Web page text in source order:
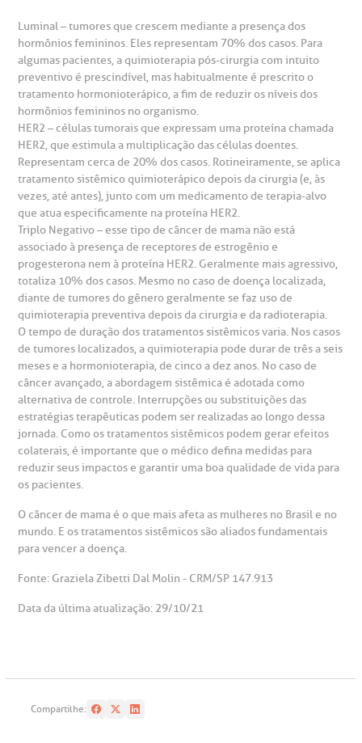
Endereço:
R. Martiniano de Carvalho, 965
CEP: 01323-001 | Bela Vista
São Paulo - SP
Clínica Medicina da Mulher
Saiba mais
Endereço:
R. Colômbia, 332
CEP: 01438-000 | Jardim Paulista
São Paulo - SP
a BP
Conosco
de Benchmarking
de Bioética
Cirurgia
frequentes
de Sangue
de órgãos
de cuidado
e perdidos
Luminal – tumores que crescem mediante a presença dos
hormônios femininos. Eles representam 70% dos casos. Para
algumas pacientes, a quimioterapia pós-cirurgia com intuito
preventivo é prescindível, mas habitualmente é prescrito o
tratamento hormonioterápico, a fim de reduzir os níveis dos
hormônios femininos no organismo.
HER2 – células tumorais que expressam uma proteína chamada
HER2, que estimula a multiplicação das células doentes.
Representam cerca de 20% dos casos. Rotineiramente, se aplica
tratamento sistêmico quimioterápico depois da cirurgia (e, às
vezes, até antes), junto com um medicamento de terapia-alvo
que atua especificamente na proteína HER2.
Triplo Negativo – esse tipo de câncer de mama não está
associado à presença de receptores de estrogênio e
progesterona nem à proteína HER2. Geralmente mais agressivo,
totaliza 10% dos casos. Mesmo no caso de doença localizada,
diante de tumores do gênero geralmente se faz uso de
quimioterapia preventiva depois da cirurgia e da radioterapia.
O tempo de duração dos tratamentos sistêmicos varia. Nos casos
de tumores localizados, a quimioterapia pode durar de três a seis
meses e a hormonioterapia, de cinco a dez anos. No caso de
câncer avançado, a abordagem sistêmica é adotada como
alternativa de controle. Interrupções ou substituições das
estratégias terapêuticas podem ser realizadas ao longo dessa
jornada. Como os tratamentos sistêmicos podem gerar efeitos
colaterais, é importante que o médico defina medidas para
reduzir seus impactos e garantir uma boa qualidade de vida para
os pacientes.
O câncer de mama é o que mais afeta as mulheres no Brasil e no
mundo. E os tratamentos sistêmicos são aliados fundamentais
para vencer a doença.
Fonte: Graziela Zibetti Dal Molin - CRM/SP 147.913
Data da última atualização: 29/10/21
Compartilhe: